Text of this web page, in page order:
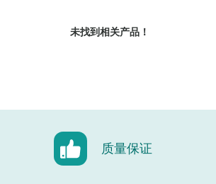
未找到相关产品！
质量保证